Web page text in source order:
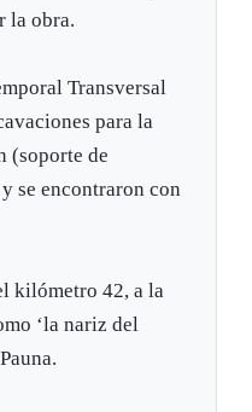
la obra.
Transversal
para la
(soporte de
se encontraron con
kilómetro 42, a la
‘la nariz del